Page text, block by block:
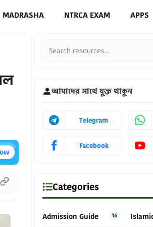
MADRASHA NTRCA EXAM APPS
×
আমাদের সাথে যুক্ত থাকুন
Telegram
Facebook
Categories
Admission Guide 16